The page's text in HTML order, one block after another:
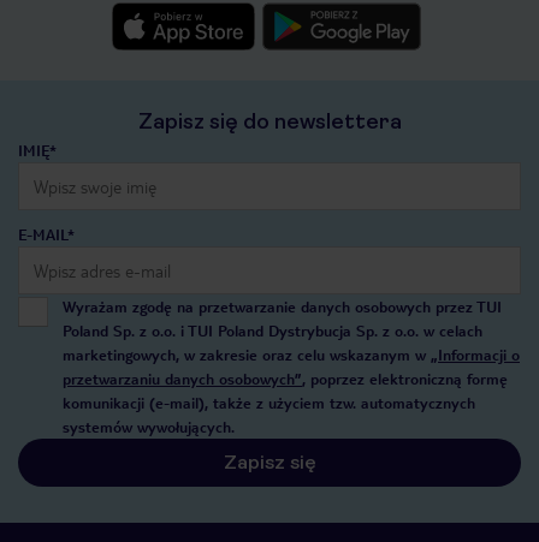
Zapisz się do newslettera
IMIĘ*
E-MAIL*
Wyrażam zgodę na przetwarzanie danych osobowych przez TUI
Poland Sp. z o.o. i TUI Poland Dystrybucja Sp. z o.o. w celach
marketingowych, w zakresie oraz celu wskazanym w „Informacji o
przetwarzaniu danych osobowych”, poprzez elektroniczną formę
komunikacji (e-mail), także z użyciem tzw. automatycznych
systemów wywołujących.
Zapisz się